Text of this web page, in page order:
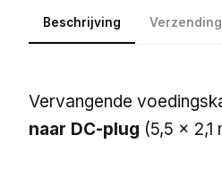
Beschrijving Verzending
Vervangende
naar DC-plug (5,5 × 2,1